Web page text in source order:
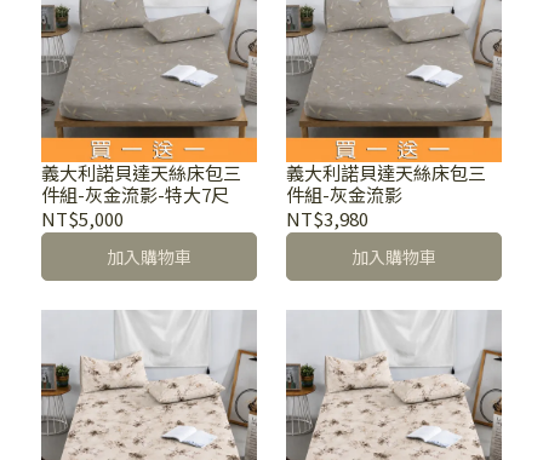
義大利諾貝達天絲床包三
件組-灰金流影-特大7尺
NT$5,000
加入購物車
義大利諾貝達天絲床包三
件組-灰金流影
NT$3,980
加入購物車